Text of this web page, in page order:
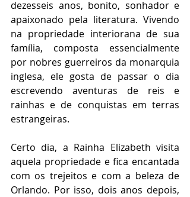
dezesseis anos, bonito, sonhador e
apaixonado pela literatura. Vivendo
na propriedade interiorana de sua
família, composta essencialmente
por nobres guerreiros da monarquia
inglesa, ele gosta de passar o dia
escrevendo aventuras de reis e
rainhas e de conquistas em terras
estrangeiras.
Certo dia, a Rainha Elizabeth visita
aquela propriedade e fica encantada
com os trejeitos e com a beleza de
Orlando. Por isso, dois anos depois,